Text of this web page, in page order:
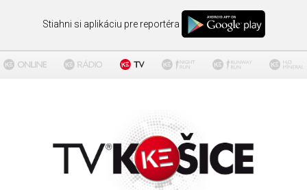
Stiahni si aplikáciu pre reportéra